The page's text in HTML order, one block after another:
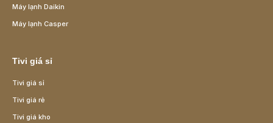
Máy lạnh Daikin
Máy lạnh Casper
Tivi giá sỉ
Tivi giá sỉ
Tivi giá rẻ
Tivi giá kho